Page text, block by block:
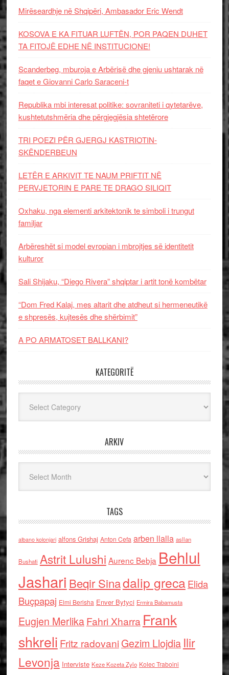
Mirëseardhje në Shqipëri, Ambasador Eric Wendt
KOSOVA E KA FITUAR LUFTËN, POR PAQEN DUHET
TA FITOJË EDHE NË INSTITUCIONE!
Scanderbeg, mburoja e Arbërisë dhe gjeniu ushtarak në
faqet e Giovanni Carlo Saraceni-t
Republika mbi interesat politike: sovraniteti i qytetarëve,
kushtetutshmëria dhe përgjegjësia shtetërore
TRI POEZI PËR GJERGJ KASTRIOTIN-
SKËNDERBEUN
LETËR E ARKIVIT TE NAUM PRIFTIT NË
PERVJETORIN E PARE TE DRAGO SILIQIT
Oxhaku, nga elementi arkitektonik te simboli i trungut
familjar
Arbëreshët si model evropian i mbrojtjes së identitetit
kulturor
Sali Shijaku, “Diego Rivera” shqiptar i artit tonë kombëtar
“Dom Fred Kalaj, mes altarit dhe atdheut si hermeneutikë
e shpresës, kujtesës dhe shërbimit”
A PO ARMATOSET BALLKANI?
KATEGORITË
ARKIV
TAGS
albano kolonjari alfons Grishaj Anton Cefa arben llalla asllan
Bushati Astrit Lulushi Aurenc Bebja Behlul
Jashari Beqir Sinadalip grecaElida
Buçpapaj Elmi Berisha Enver Bytyci Ermira Babamusta
Eugjen MerlikaFahri Xharra Frank
shkreli Fritz radovaniGezim Llojdia Ilir
Levonja Interviste Keze Kozeta Zylo Kolec Traboini